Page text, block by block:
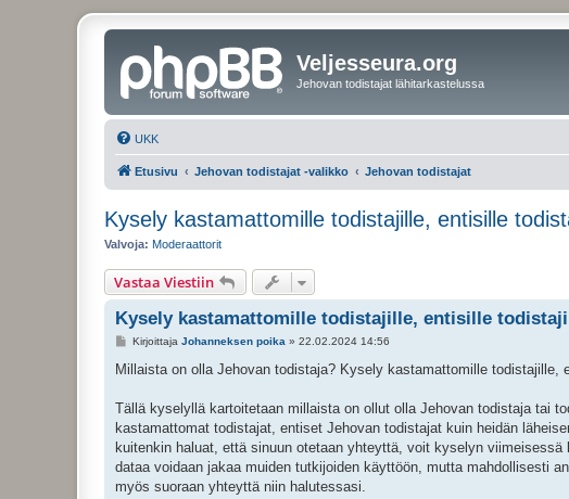
Veljesseura.org
Jehovan todistajat lähitarkastelussa
UKK
Etusivu Jehovan todistajat -valikko Jehovan todistajat
Kysely kastamattomille todistajille, entisille
Valvoja: Moderaattorit
Vastaa Viestiin
Kysely kastamattomille todistajille, entisille
V
e
i
Kirjoittaja Johanneksen poika » 22.02.2024 14:56
Millaista on olla Jehovan todistaja? Kysely kastamattomille todistajille,
Tällä kyselyllä kartoitetaan millaista on ollut olla Jehovan todistaja tai
kastamattomat todistajat, entiset Jehovan todistajat kuin heidän
kuitenkin haluat, että sinuun otetaan yhteyttä, voit kyselyn
dataa voidaan jakaa muiden tutkijoiden käyttöön, mutta mahdollisesti
myös suoraan yhteyttä niin halutessasi.